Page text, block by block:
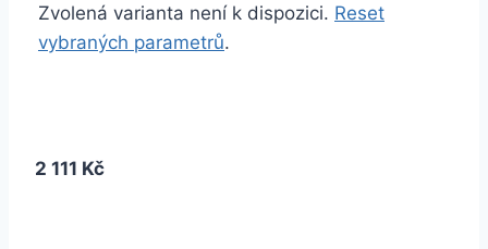
Zvolená varianta není k dispozici. Reset
vybraných parametrů.
2 111 Kč